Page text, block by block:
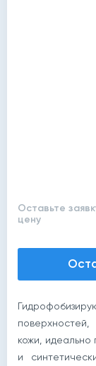
Оставьте
цену
кожи, идеально
и